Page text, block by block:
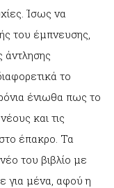
Ίσως να
του έμπνευσης,
άντλησης
το
ένιωθα πως το
και τις
έπακρο. Τα
του βιβλίο με
για μένα, αφού η